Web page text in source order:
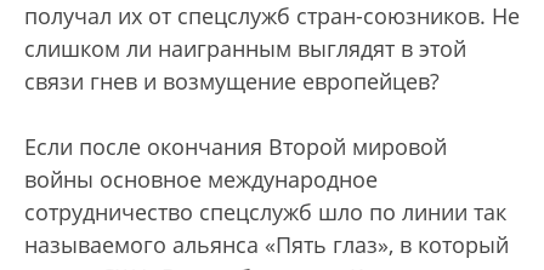
получал их от спецслужб стран-союзников. Не
слишком ли наигранным выглядят в этой
связи гнев и возмущение европейцев?
Если после окончания Второй мировой
войны основное международное
сотрудничество спецслужб шло по линии так
называемого альянса «Пять глаз», в который